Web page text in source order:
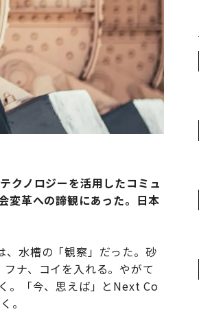
クノロジーを活用したコミュ
変革への諦観にあった。日本
、水槽の「観察」だった。砂
ナ、コイを入れる。やがて
。「今、思えば」とNext Co
。